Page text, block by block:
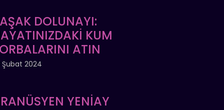
DOLUNAYI:
KUM
ATIN
Şubat 2024
YENİAY